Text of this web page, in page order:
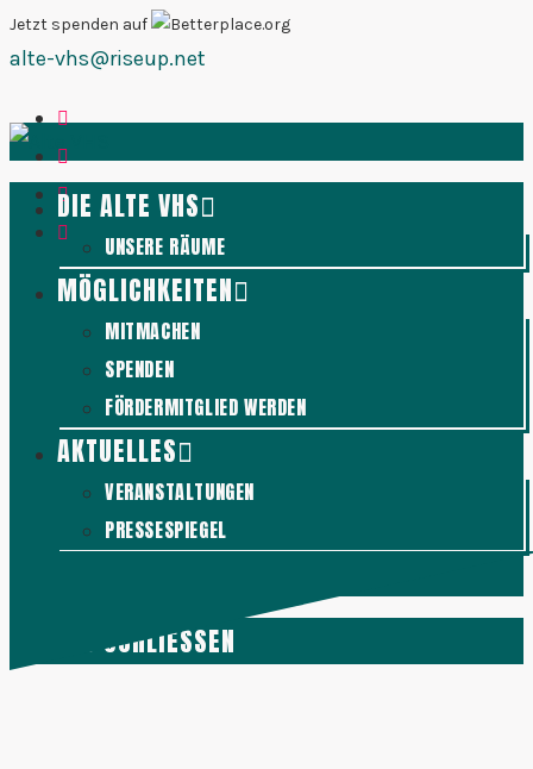
Zum
Inhalt
Jetzt spenden auf
alte-vhs@riseup.net
DIE ALTE VHS
UNSERE RÄUME
MÖGLICHKEITEN
MITMACHEN
SPENDEN
FÖRDERMITGLIED WERDEN
AKTUELLES
VERANSTALTUNGEN
PRESSESPIEGEL
MENÜ SCHLIESSEN